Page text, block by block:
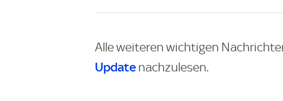
Alle weiteren wichtigen
Update nachzulesen.